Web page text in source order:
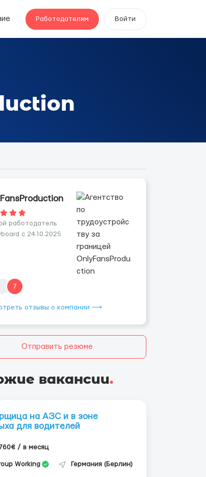
Работодателям Войти
работодатель
с 24.10.2025
7
отзывы о компании ⟶
Отправить резюме
вакансии.
на АЗС и в зоне
для водителей
/ в месяц
Working Германия (Берлин)